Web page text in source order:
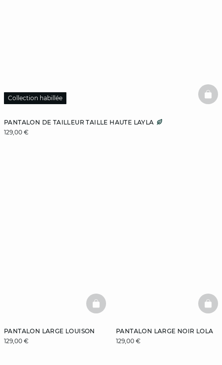
PANTALON DE TAILLEUR TAILLE HAUTE LAYLA
129,00 €
Collection habillée
PANTALON LARGE LOUISON
129,00 €
BASKETFULL
PANTALON LARGE NOIR LOLA
129,00 €